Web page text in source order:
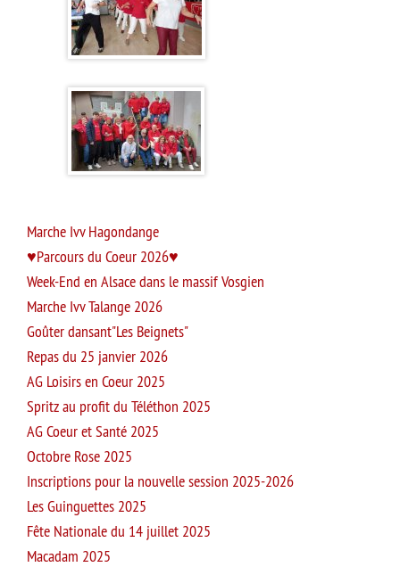
Marche Ivv Hagondange
Parcours du Coeur 2026
Week-End en Alsace dans le massif Vosgien
Marche Ivv Talange 2026
Goûter dansant"Les Beignets"
Repas du 25 janvier 2026
AG Loisirs en Coeur 2025
Spritz au profit du Téléthon 2025
AG Coeur et Santé 2025
Octobre Rose 2025
Inscriptions pour la nouvelle session 2025-2026
Les Guinguettes 2025
Fête Nationale du 14 juillet 2025
Macadam 2025